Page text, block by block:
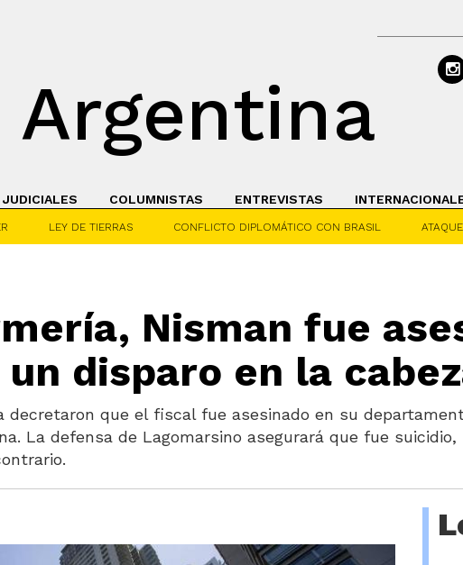
Argentina
JUDICIALES COLUMNISTAS ENTREVISTAS
LEY DE TIERRAS CONFLICTO DIPLOMÁTICO CON BRASIL
Nisman fue
disparo en la
que el fiscal fue asesinado en su
La defensa de Lagomarsino asegurará que fue